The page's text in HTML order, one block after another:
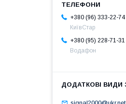
+380 (96) 333-22-74
КиївСтар
+380 (95) 228-71-31
Водафон